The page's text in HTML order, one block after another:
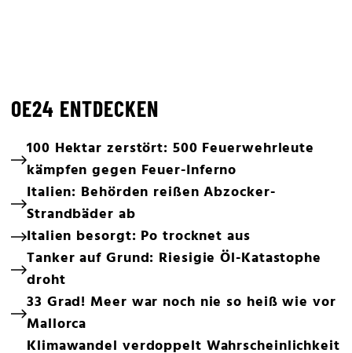
OE24 ENTDECKEN
100 Hektar zerstört: 500 Feuerwehrleute
kämpfen gegen Feuer-Inferno
Italien: Behörden reißen Abzocker-
Strandbäder ab
Italien besorgt: Po trocknet aus
Tanker auf Grund: Riesigie Öl-Katastophe
droht
33 Grad! Meer war noch nie so heiß wie vor
Mallorca
Klimawandel verdoppelt Wahrscheinlichkeit